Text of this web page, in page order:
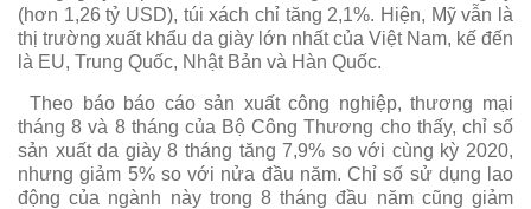
(hơn 1,26 tỷ USD), túi xách chỉ tăng 2,1%. Hiện, Mỹ vẫn là
thị trường xuất khẩu da giày lớn nhất của Việt Nam, kế đến
là EU, Trung Quốc, Nhật Bản và Hàn Quốc.
Theo báo báo cáo sản xuất công nghiệp, thương mại
tháng 8 và 8 tháng của Bộ Công Thương cho thấy, chỉ số
sản xuất da giày 8 tháng tăng 7,9% so với cùng kỳ 2020,
nhưng giảm 5% so với nửa đầu năm. Chỉ số sử dụng lao
động của ngành này trong 8 tháng đầu năm cũng giảm